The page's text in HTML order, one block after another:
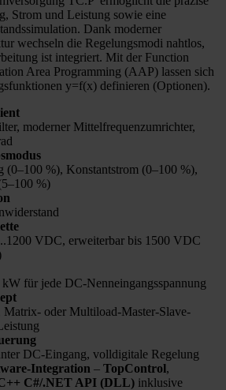
Strom und Leistung sowie eine
Dank moderner
wechseln die Regelungsmodi nahtlos,
ist integriert. Mit der Function
Area Programming (AAP) lassen sich
y=f(x) definieren (Optionen).
moderner Mittelfrequenzumrichter,
(0–100 %), Konstantstrom (0–100 %),
%)
VDC, erweiterbar bis 1500 VDC
für jede DC-Nenneingangsspannung
Matrix- oder Multiload-Master-Slave-
DC-Eingang, volldigitale Regelung
Integration – TopControl,
C#/.NET API (DLL) inklusive